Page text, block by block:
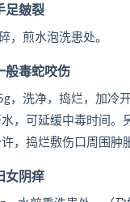
足皴裂
，煎水泡洗患处。
般毒蛇咬伤
，洗净，捣烂，加冷
，可延缓中毒时间。
，捣烂敷伤口周围肿
女阴痒